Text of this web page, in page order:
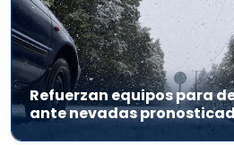
Refuerzan equipos para
ante nevadas